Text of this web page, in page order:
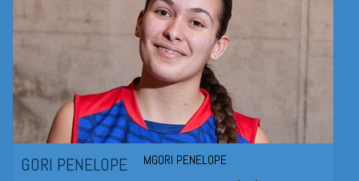
GORI PENELOPE
MGORI PENELOPE